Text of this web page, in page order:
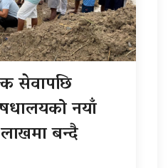
सेवापछि
नयाँ
बन्दै